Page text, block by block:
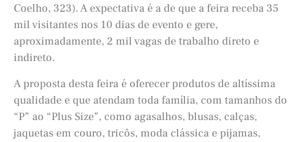
Coelho, 323). A expectativa é a de que a feira receba 35
mil visitantes nos 10 dias de evento e gere,
aproximadamente, 2 mil vagas de trabalho direto e
indireto.
A proposta desta feira é oferecer produtos de altíssima
qualidade e que atendam toda família, com tamanhos do
“P” ao “Plus Size”, como agasalhos, blusas, calças,
jaquetas em couro, tricôs, moda clássica e pijamas,